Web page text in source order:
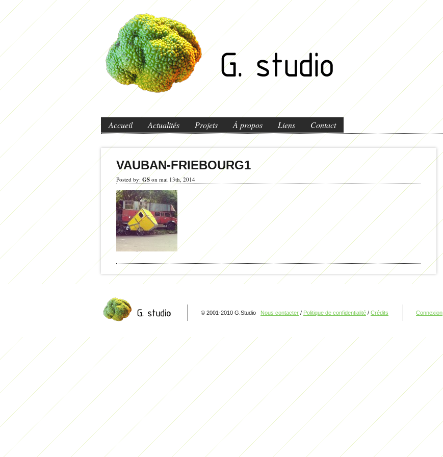
Accueil Actualités Projets À propos Liens Contact
VAUBAN-FRIEBOURG1
Posted by: GS on mai 13th, 2014
© 2001-2010 G.Studio Nous contacter / Politique de confidentialité / Crédits Connexion